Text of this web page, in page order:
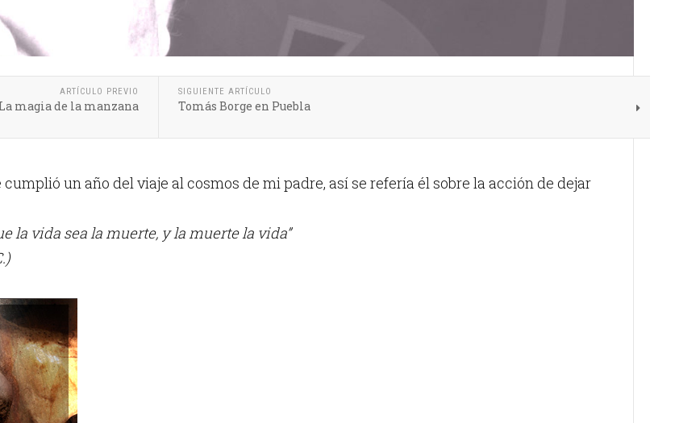
ARTÍCULO PREVIO
La magia de la manzana
SIGUIENTE ARTÍCULO
Tomás Borge en Puebla
cumplió un año del viaje al cosmos de mi padre, así se refería él sobre la acción de dejar
la vida sea la muerte, y la muerte la vida”